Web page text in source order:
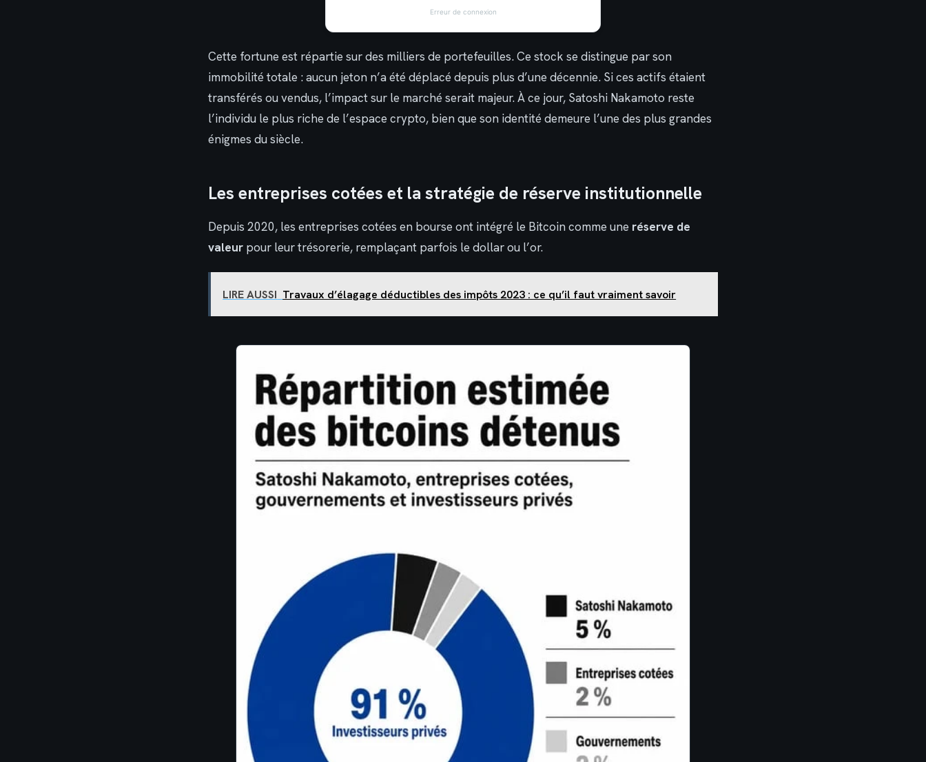
Erreur de connexion
Cette fortune est répartie sur des milliers de portefeuilles. Ce stock se distingue par son
immobilité totale : aucun jeton n’a été déplacé depuis plus d’une décennie. Si ces actifs étaient
transférés ou vendus, l’impact sur le marché serait majeur. À ce jour, Satoshi Nakamoto reste
l’individu le plus riche de l’espace crypto, bien que son identité demeure l’une des plus grandes
énigmes du siècle.
Les entreprises cotées et la stratégie de réserve institutionnelle
Depuis 2020, les entreprises cotées en bourse ont intégré le Bitcoin comme une réserve de
valeur pour leur trésorerie, remplaçant parfois le dollar ou l’or.
LIRE AUSSI Travaux d’élagage déductibles des impôts 2023 : ce qu’il faut vraiment savoir